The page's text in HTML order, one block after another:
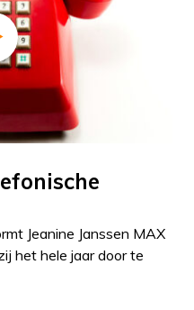
Jeanine Janssen MAX
het hele jaar door te